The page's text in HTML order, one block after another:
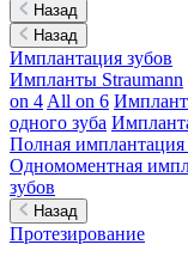
Назад
Назад
Имплантация зубов
Импланты Straumann
on 4 All on 6
одного зуба
Полная имплантация
Одномоментная
зубов
Назад
Протезирование